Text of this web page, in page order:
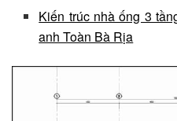
Kiến trúc nhà ống 3
anh Toàn Bà Rịa